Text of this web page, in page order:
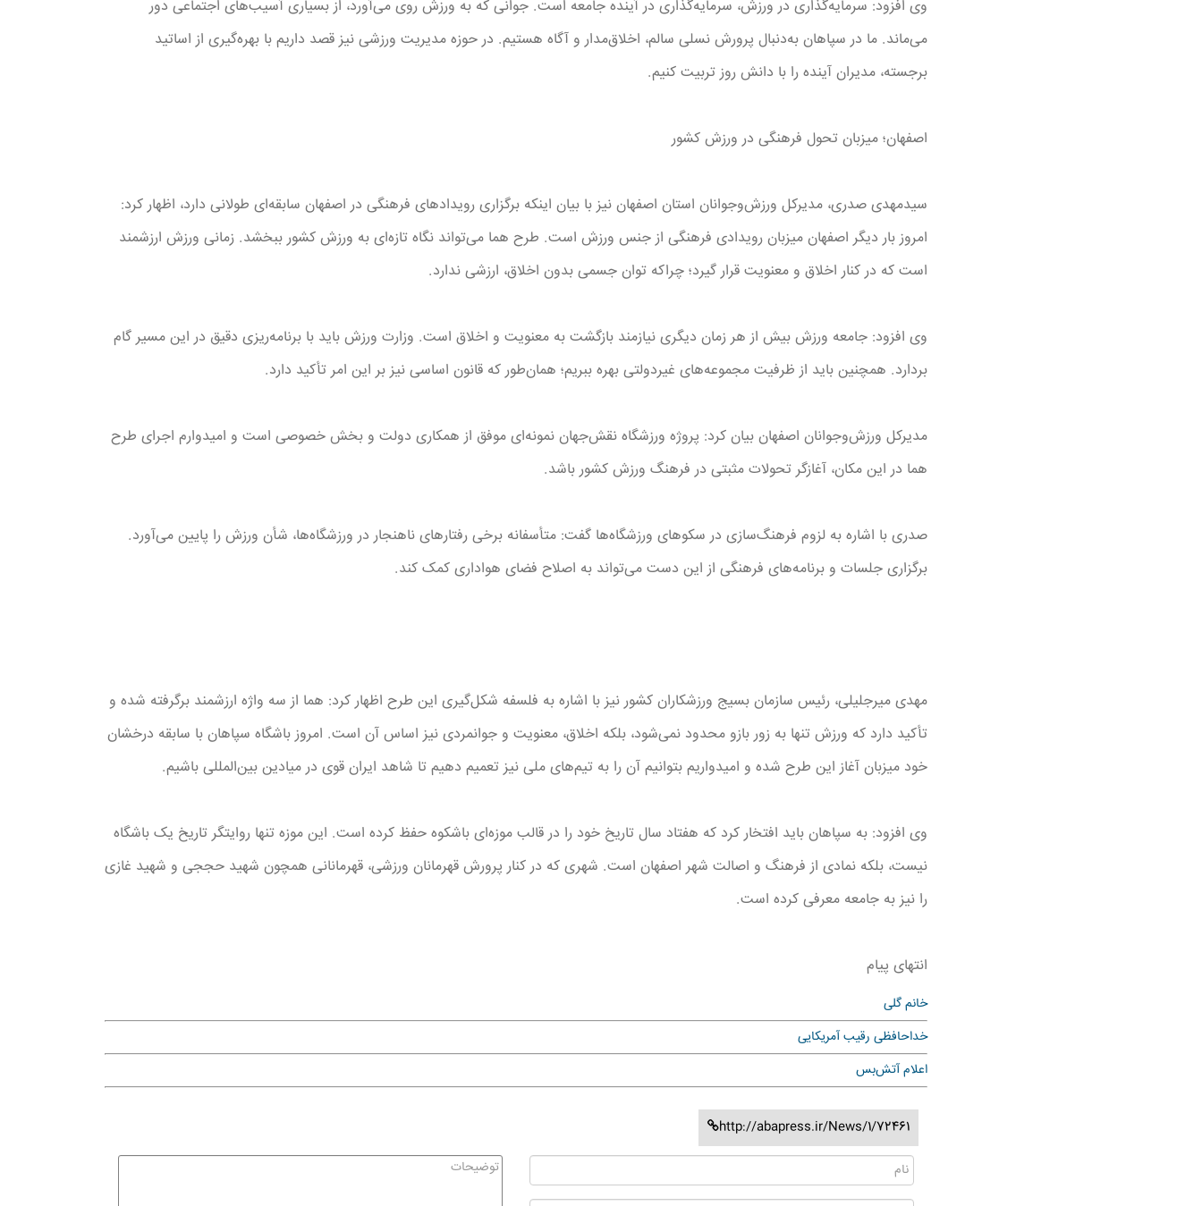
وی افزود: سرمایه‌گذاری در ورزش، سرمایه‌گذاری در آینده جامعه است. جوانی که به ورزش روی می‌آورد، از بسیاری آسیب‌های اجتماعی دور
می‌ماند. ما در سپاهان به‌دنبال پرورش نسلی سالم، اخلاق‌مدار و آگاه هستیم. در حوزه مدیریت ورزشی نیز قصد داریم با بهره‌گیری از اساتید
برجسته، مدیران آینده را با دانش روز تربیت کنیم.
اصفهان؛ میزبان تحول فرهنگی در ورزش کشور
سیدمهدی صدری، مدیرکل ورزش‌وجوانان استان اصفهان نیز با بیان اینکه برگزاری رویدادهای فرهنگی در اصفهان سابقه‌ای طولانی دارد، اظهار کرد:
امروز بار دیگر اصفهان میزبان رویدادی فرهنگی از جنس ورزش است. طرح هما می‌تواند نگاه تازه‌ای به ورزش کشور ببخشد. زمانی ورزش ارزشمند
است که در کنار اخلاق و معنویت قرار گیرد؛ چراکه توان جسمی بدون اخلاق، ارزشی ندارد.
وی افزود: جامعه ورزش بیش از هر زمان دیگری نیازمند بازگشت به معنویت و اخلاق است. وزارت ورزش باید با برنامه‌ریزی دقیق در این مسیر گام
بردارد. همچنین باید از ظرفیت مجموعه‌های غیردولتی بهره ببریم؛ همان‌طور که قانون اساسی نیز بر این امر تأکید دارد.
مدیرکل ورزش‌وجوانان اصفهان بیان کرد: پروژه ورزشگاه نقش‌جهان نمونه‌ای موفق از همکاری دولت و بخش خصوصی است و امیدوارم اجرای طرح
هما در این مکان، آغازگر تحولات مثبتی در فرهنگ ورزش کشور باشد.
صدری با اشاره به لزوم فرهنگ‌سازی در سکوهای ورزشگاه‌ها گفت: متأسفانه برخی رفتارهای ناهنجار در ورزشگاه‌ها، شأن ورزش را پایین می‌آورد.
برگزاری جلسات و برنامه‌های فرهنگی از این دست می‌تواند به اصلاح فضای هواداری کمک کند.
مهدی میرجلیلی، رئیس سازمان بسیج ورزشکاران کشور نیز با اشاره به فلسفه شکل‌گیری این طرح اظهار کرد: هما از سه واژه ارزشمند برگرفته شده و
تأکید دارد که ورزش تنها به زور بازو محدود نمی‌شود، بلکه اخلاق، معنویت و جوانمردی نیز اساس آن است. امروز باشگاه سپاهان با سابقه درخشان
خود میزبان آغاز این طرح شده و امیدواریم بتوانیم آن را به تیم‌های ملی نیز تعمیم دهیم تا شاهد ایران قوی در میادین بین‌المللی باشیم.
وی افزود: به سپاهان باید افتخار کرد که هفتاد سال تاریخ خود را در قالب موزه‌ای باشکوه حفظ کرده است. این موزه تنها روایتگر تاریخ یک باشگاه
نیست، بلکه نمادی از فرهنگ و اصالت شهر اصفهان است. شهری که در کنار پرورش قهرمانان ورزشی، قهرمانانی همچون شهید حججی و شهید غازی
را نیز به جامعه معرفی کرده است.
انتهای پیام
خانم گلی
خداحافظی رقیب آمریکایی
اعلام آتش‌بس
http://abapress.ir/News/1/72461